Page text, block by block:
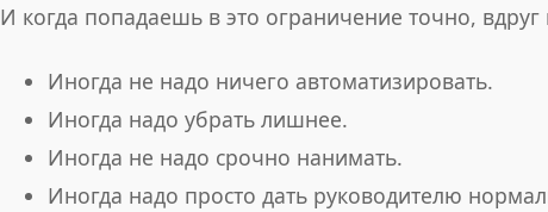
И когда попадаешь в это ограничение точно,
Иногда не надо ничего автоматизировать.
Иногда надо убрать лишнее.
Иногда не надо срочно нанимать.
Иногда надо просто дать руководителю